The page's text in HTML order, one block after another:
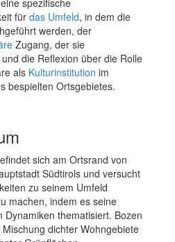
spezifische
fürdas Umfeld, in dem die
werden, der
Zugang, der sie
die Reflexion über die Rolle
als Kulturinstitution im
bespielten Ortsgebietes.
sich am Ortsrand von
Südtirols und versucht
zu seinem Umfeld
machen, indem es seine
Dynamiken thematisiert. Bozen
dichter Wohngebiete